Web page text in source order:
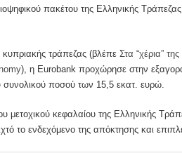
πακέτου της Ελληνικής Τράπεζας,
κυπριακής τράπεζας (βλέπε Στα “χέρια”
), η Eurobank προχώρησε στην
συνολικού ποσού των 15,5 εκατ. ευρώ.
μετοχικού κεφαλαίου της Ελληνικής
το ενδεχόμενο της απόκτησης και